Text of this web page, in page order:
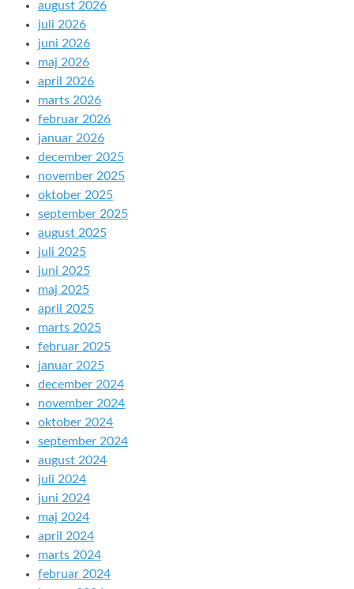
august 2026
juli 2026
juni 2026
maj 2026
april 2026
marts 2026
februar 2026
januar 2026
december 2025
november 2025
oktober 2025
september 2025
august 2025
juli 2025
juni 2025
maj 2025
april 2025
marts 2025
februar 2025
januar 2025
december 2024
november 2024
oktober 2024
september 2024
august 2024
juli 2024
juni 2024
maj 2024
april 2024
marts 2024
februar 2024